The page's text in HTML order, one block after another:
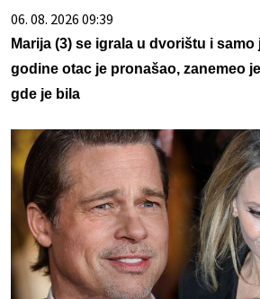
06. 08. 2026 09:39
Marija (3) se igrala u dvorištu i
godine otac je pronašao, zanemeo
gde je bila